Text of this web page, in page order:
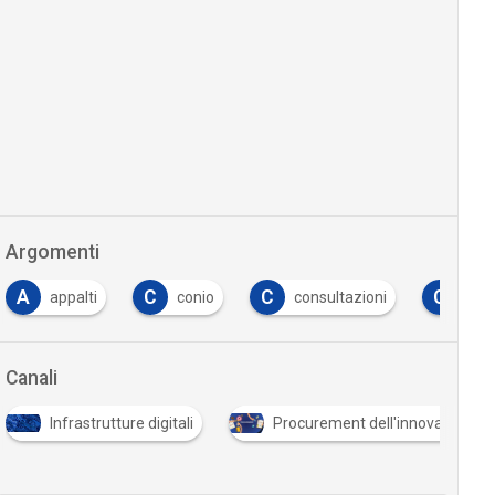
Argomenti
A appalti C conio C consultazioni C
Canali
Infrastrutture digitali Procurement dell'innovazione